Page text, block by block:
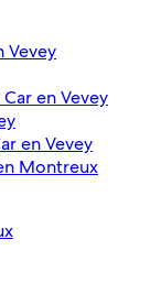
Vevey
en Vevey
en Vevey
Montreux